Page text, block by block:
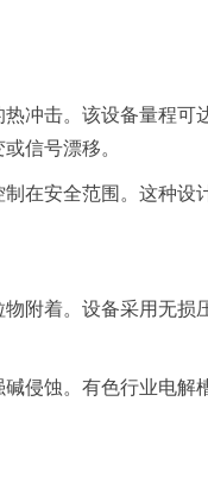
冲击。该设备量程
信号漂移。
在安全范围。这种
附着。设备采用无
侵蚀。有色行业电